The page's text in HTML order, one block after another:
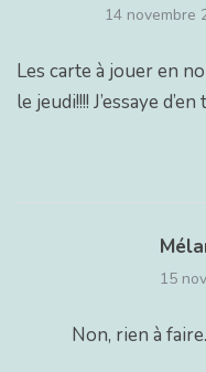
14 novembre
Les carte à jouer en
le jeudi!!!! J’essaye
15
Non, rien à